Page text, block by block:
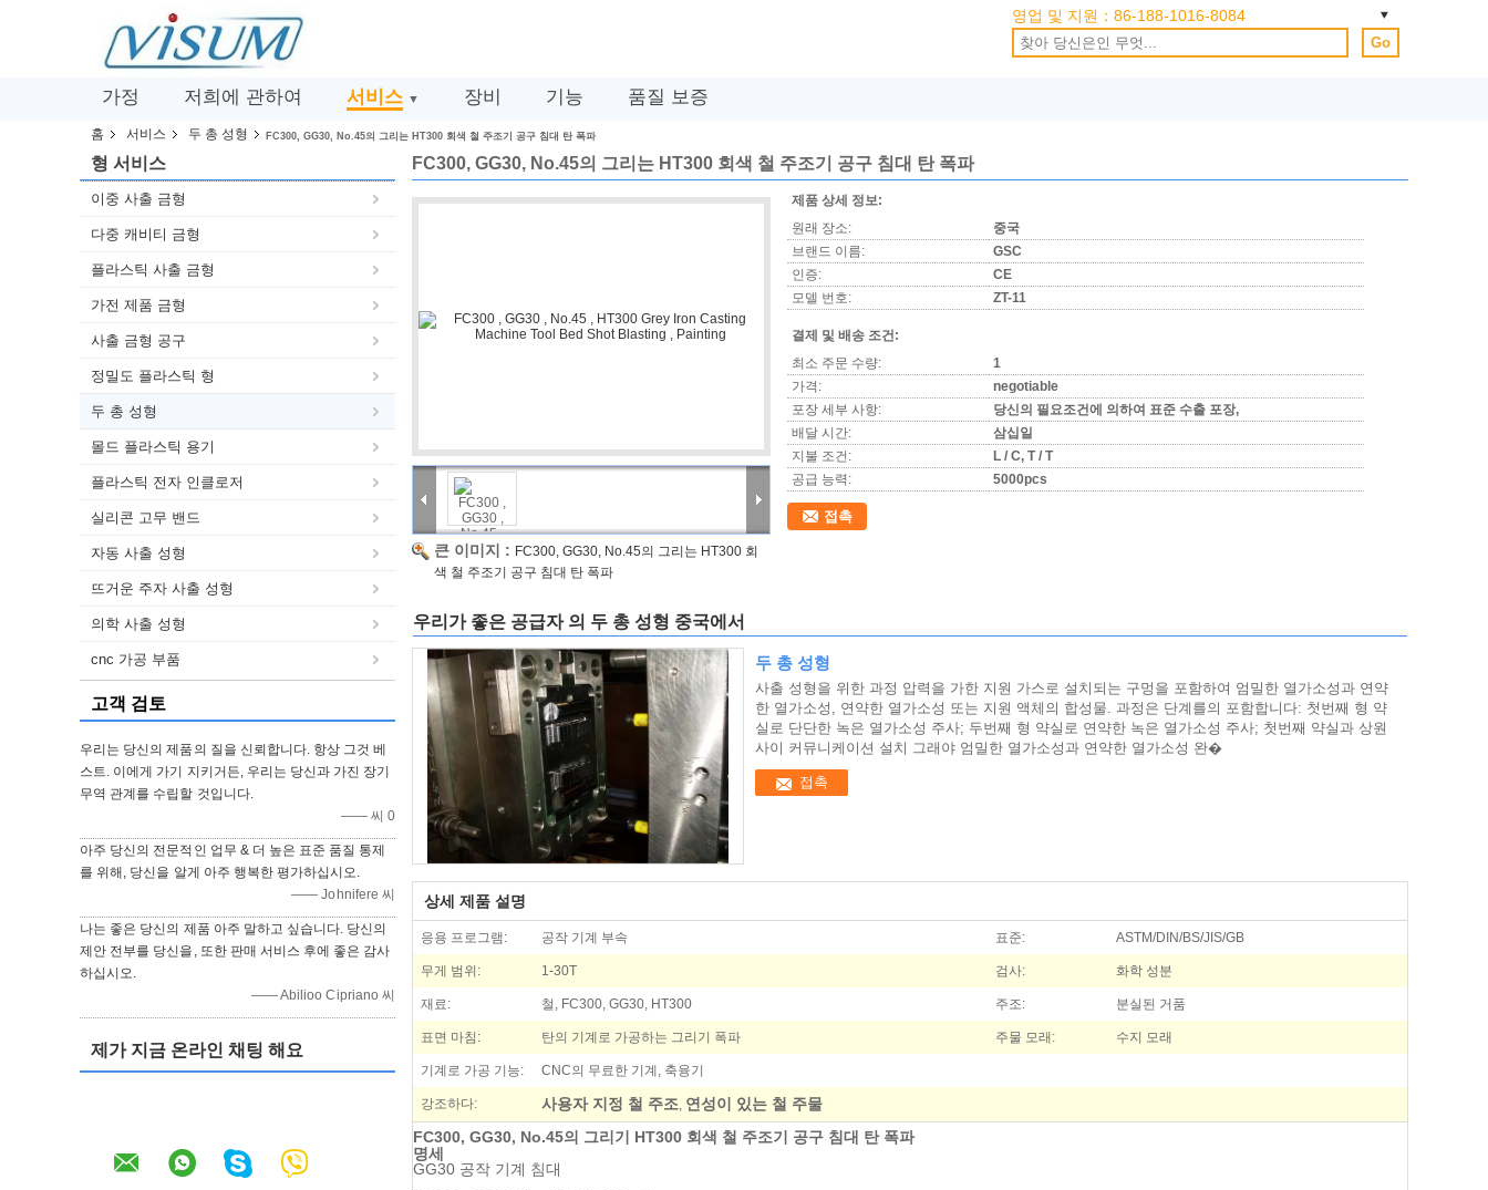
영업 및 지원： 86-188-1016-8084
Go
가정 저희에 관하여 서비스 ▼ 장비 기능 품질 보증
홈 서비스 두 총 성형 FC300, GG30, No.45의 그리는 HT300 회색 철 주조기 공구 침대 탄 폭파
형 서비스
이중 사출 금형
다중 캐비티 금형
플라스틱 사출 금형
가전​​ 제품 금형
사출 금형 공구
정밀도 플라스틱 형
두 총 성형
몰드 플라스틱 용기
플라스틱 전자 인클로저
실리콘 고무 밴드
자동 사출 성형
뜨거운 주자 사출 성형
의학 사출 성형
cnc 가공 부품
고객 검토
우리는 당신의 제품의 질을 신뢰합니다. 항상 그것 베
스트. 이에게 가기 지키거든, 우리는 당신과 가진 장기
무역 관계를 수립할 것입니다.
—— 씨 0
아주 당신의 전문적인 업무 & 더 높은 표준 품질 통제
를 위해, 당신을 알게 아주 행복한 평가하십시오.
—— Johnifere 씨
나는 좋은 당신의 제품 아주 말하고 싶습니다. 당신의
제안 전부를 당신을, 또한 판매 서비스 후에 좋은 감사
하십시오.
—— Abilioo Cipriano 씨
제가 지금 온라인 채팅 해요
FC300, GG30, No.45의 그리는 HT300 회색 철 주조기 공구 침대 탄 폭파
큰 이미지 : FC300, GG30, No.45의 그리는 HT300 회
색 철 주조기 공구 침대 탄 폭파
제품 상세 정보:
원래 장소:
중국
브랜드 이름:
GSC
인증:
CE
모델 번호:
ZT-11
결제 및 배송 조건:
최소 주문 수량:
1
가격:
negotiable
포장 세부 사항:
당신의 필요조건에 의하여 표준 수출 포장,
배달 시간:
삼십일
지불 조건:
L / C, T / T
공급 능력:
5000pcs
접촉
우리가 좋은 공급자 의 두 총 성형 중국에서
두 총 성형
사출 성형을 위한 과정 압력을 가한 지원 가스로 설치되는 구멍을 포함하여 엄밀한 열가소성과 연약
한 열가소성, 연약한 열가소성 또는 지원 액체의 합성물. 과정은 단계를의 포함합니다: 첫번째 형 약
실로 단단한 녹은 열가소성 주사; 두번째 형 약실로 연약한 녹은 열가소성 주사; 첫번째 약실과 상원
사이 커뮤니케이션 설치 그래야 엄밀한 열가소성과 연약한 열가소성 완�
접촉
상세 제품 설명
응용 프로그램: 공작 기계 부속 표준: ASTM/DIN/BS/JIS/GB
무게 범위: 1-30T 검사: 화학 성분
재료: 철, FC300, GG30, HT300 주조: 분실된 거품
표면 마침: 탄의 기계로 가공하는 그리기 폭파 주물 모래: 수지 모래
기계로 가공 기능: CNC의 무료한 기계, 축융기
강조하다: 사용자 지정 철 주조, 연성이 있는 철 주물
FC300, GG30, No.45의 그리기 HT300 회색 철 주조기 공구 침대 탄 폭파
명세
GG30 공작 기계 침대